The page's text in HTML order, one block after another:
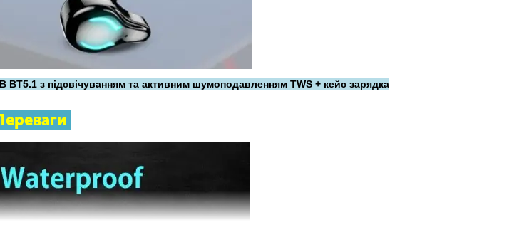
BT5.1 з підсвічуванням та активним шумоподавленням TWS + кейс зарядка